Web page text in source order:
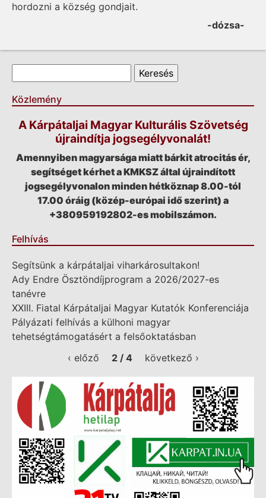
hordozni a község gondjait.
-dózsa-
Keresés űrlap
Keresés
Közlemény
A Kárpátaljai Magyar Kulturális Szövetség
újraindítja jogsegélyvonalát!
Amennyiben magyarsága miatt bárkit atrocitás ér,
segítséget kérhet a KMKSZ által újraindított
jogsegélyvonalon minden hétköznap 8.00-tól
17.00 óráig (közép-európai idő szerint) a
+380959192802-es mobilszámon.
Felhívás
Segítsünk a kárpátaljai viharkárosultakon!
Ady Endre Ösztöndíjprogram a 2026/2027-es
tanévre
XXIII. Fiatal Kárpátaljai Magyar Kutatók Konferenciája
Pályázati felhívás a külhoni magyar
tehetségtámogatásért a felsőoktatásban
‹ előző
2 / 4 következő ›